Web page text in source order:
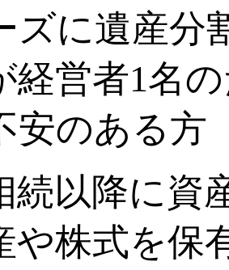
ズに遺産分
経営者1名
安のある方
続以降に資
や株式を保